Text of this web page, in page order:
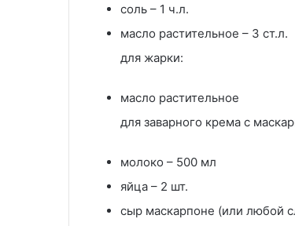
соль – 1 ч.л.
масло растительное – 3 ст.л.
для жарки:
масло растительное
для заварного крема с
молоко – 500 мл
яйца – 2 шт.
сыр маскарпоне (или любой